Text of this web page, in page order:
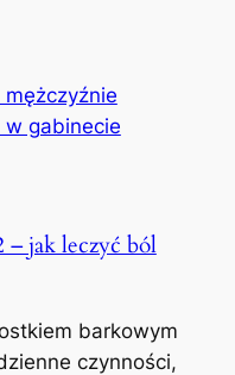
jak leczyć ból
barkowym
czynności,